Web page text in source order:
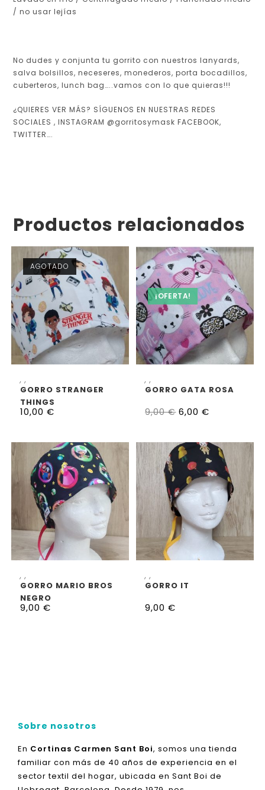
/ no usar lejías
No dudes y conjunta tu gorrito con nuestros lanyards,
salva bolsillos, neceseres, monederos, porta bocadillos,
cuberteros, lunch bag…..vamos con lo que quieras!!!
¿QUIERES VER MÁS? SÍGUENOS EN NUESTRAS REDES
SOCIALES , INSTAGRAM @gorritosymask FACEBOOK,
TWITTER….
Productos relacionados
AGOTADO
, ,
GORRO STRANGER
THINGS
10,00 €
¡OFERTA!
,,
GORRO GATA ROSA
9,00€ 6,00€
,,
GORRO MARIO BROS
NEGRO
9,00 €
,,
GORRO IT
9,00€
Sobre nosotros
En Cortinas Carmen Sant Boi, somos una tienda
familiar con más de 40 años de experiencia en el
sector textil del hogar, ubicada en Sant Boi de